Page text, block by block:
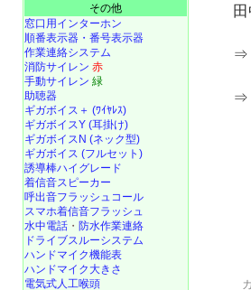
その他
窓口用インターホン
順番表示器・番号表示器
作業連絡システム
消防サイレン 赤
手動サイレン 緑
助聴器
ギガボイス＋ (ﾜｲﾔﾚｽ)
ギガボイスY (耳掛け)
ギガボイスN (ネック型)
ギガボイス (フルセット)
誘導棒ハイグレード
着信音スピーカー
呼出音フラッシュコール
スマホ着信音フラッシュ
水中電話 ・ 防水作業連絡
ドライブスルーシステム
ハンドマイク機能表
ハンドマイク大きさ
電気式人工喉頭